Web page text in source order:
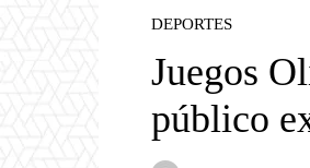
DEPORTES
Juegos
público